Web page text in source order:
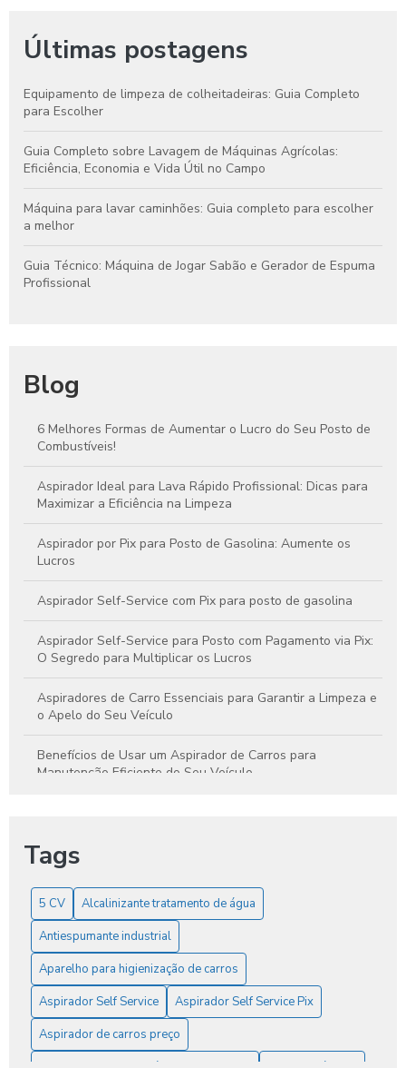
Últimas postagens
Equipamento de limpeza de colheitadeiras: Guia Completo
para Escolher
Guia Completo sobre Lavagem de Máquinas Agrícolas:
Eficiência, Economia e Vida Útil no Campo
Máquina para lavar caminhões: Guia completo para escolher
a melhor
Guia Técnico: Máquina de Jogar Sabão e Gerador de Espuma
Profissional
Blog
6 Melhores Formas de Aumentar o Lucro do Seu Posto de
Combustíveis!
Aspirador Ideal para Lava Rápido Profissional: Dicas para
Maximizar a Eficiência na Limpeza
Aspirador por Pix para Posto de Gasolina: Aumente os
Lucros
Aspirador Self-Service com Pix para posto de gasolina
Aspirador Self-Service para Posto com Pagamento via Pix:
O Segredo para Multiplicar os Lucros
Aspiradores de Carro Essenciais para Garantir a Limpeza e
o Apelo do Seu Veículo
Benefícios de Usar um Aspirador de Carros para
Manutenção Eficiente do Seu Veículo
Bomba D’água 7,5 CV: Vej Pressão real, economia e alto
desempenho.
Como Antiespumantes Industriais Podem Melhorar a
Eficiência e Otimizar Seus Processos
Como aumentar o lucro com estabelecimento no litoral:
Temporizador de banhos
Como aumentar o lucro em seu Eletroposto
Tags
5 CV
Alcalinizante tratamento de água
Antiespumante industrial
Aparelho para higienização de carros
Aspirador Self Service
Aspirador Self Service Pix
Aspirador de carros preço